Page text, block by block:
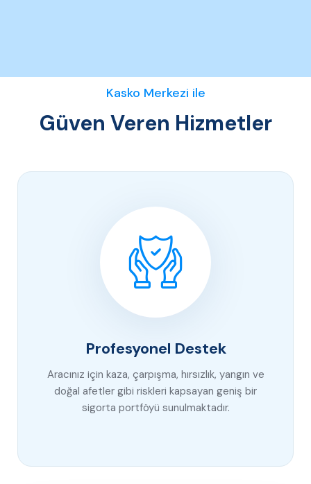
Kasko Merkezi ile
Güven Veren Hizmetler
Profesyonel Destek
Aracınız için kaza, çarpışma, hırsızlık, yangın ve
doğal afetler gibi riskleri kapsayan geniş bir
sigorta portföyü sunulmaktadır.